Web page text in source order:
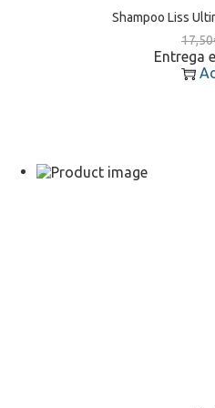
Shampoo Liss
17,50
Entrega